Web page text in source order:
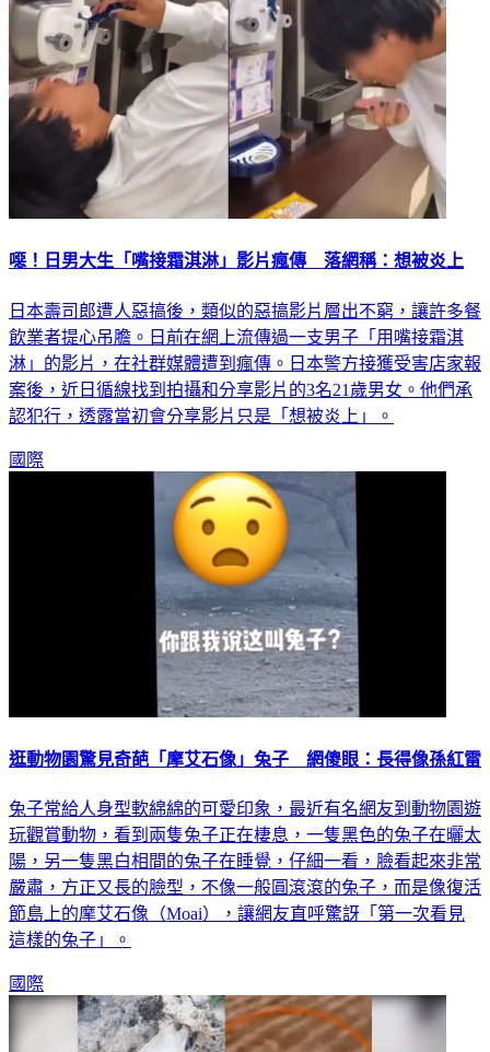
噁！日男大生「嘴接霜淇淋」影片瘋傳 落網稱：想被炎上
日本壽司郎遭人惡搞後，類似的惡搞影片層出不窮，讓許多餐
飲業者提心吊膽。日前在網上流傳過一支男子「用嘴接霜淇
淋」的影片，在社群媒體遭到瘋傳。日本警方接獲受害店家報
案後，近日循線找到拍攝和分享影片的3名21歲男女。他們承
認犯行，透露當初會分享影片只是「想被炎上」。
國際
逛動物園驚見奇葩「摩艾石像」兔子 網傻眼：長得像孫紅雷
兔子常給人身型軟綿綿的可愛印象，最近有名網友到動物園遊
玩觀賞動物，看到兩隻兔子正在棲息，一隻黑色的兔子在曬太
陽，另一隻黑白相間的兔子在睡覺，仔細一看，臉看起來非常
嚴肅，方正又長的臉型，不像一般圓滾滾的兔子，而是像復活
節島上的摩艾石像（Moai），讓網友直呼驚訝「第一次看見
這樣的兔子」。
國際